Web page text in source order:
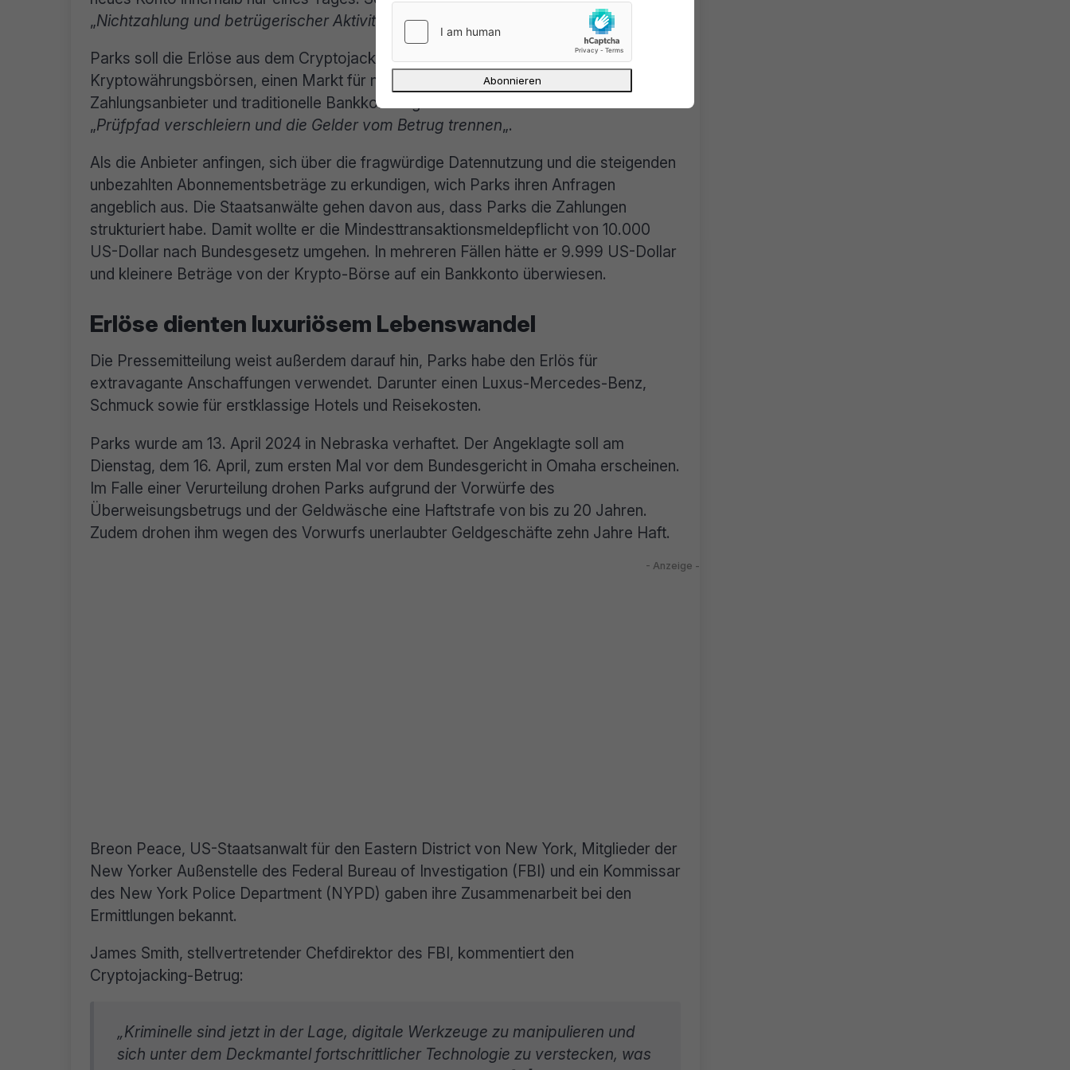
„Nichtzahlung und betrügerischer Aktivität“
gesperrt worden.
Parks soll die Erlöse aus dem Cryptojacking-Betrug dabei über
Kryptowährungsbörsen, einen Markt für nicht fungible Token (NFT), einen Online-
Zahlungsanbieter und traditionelle Bankkonten gewaschen haben. Damit wollte er den
„Prüfpfad verschleiern und die Gelder vom Betrug trennen„.
Als die Anbieter anfingen, sich über die fragwürdige Datennutzung und die steigenden
unbezahlten Abonnementsbeträge zu erkundigen, wich Parks ihren Anfragen
angeblich aus. Die Staatsanwälte gehen davon aus, dass Parks die Zahlungen
strukturiert habe. Damit wollte er die Mindesttransaktionsmeldepflicht von 10.000
US-Dollar nach Bundesgesetz umgehen. In mehreren Fällen hätte er 9.999 US-Dollar
und kleinere Beträge von der Krypto-Börse auf ein Bankkonto überwiesen.
Erlöse dienten luxuriösem Lebenswandel
Die Pressemitteilung weist außerdem darauf hin, Parks habe den Erlös für
extravagante Anschaffungen verwendet. Darunter einen Luxus-Mercedes-Benz,
Schmuck sowie für erstklassige Hotels und Reisekosten.
Parks wurde am 13. April 2024 in Nebraska verhaftet. Der Angeklagte soll am
Dienstag, dem 16. April, zum ersten Mal vor dem Bundesgericht in Omaha erscheinen.
Im Falle einer Verurteilung drohen Parks aufgrund der Vorwürfe des
Überweisungsbetrugs und der Geldwäsche eine Haftstrafe von bis zu 20 Jahren.
Zudem drohen ihm wegen des Vorwurfs unerlaubter Geldgeschäfte zehn Jahre Haft.
Breon Peace, US-Staatsanwalt für den Eastern District von New York, Mitglieder der
New Yorker Außenstelle des Federal Bureau of Investigation (FBI) und ein Kommissar
des New York Police Department (NYPD) gaben ihre Zusammenarbeit bei den
Ermittlungen bekannt.
James Smith, stellvertretender Chefdirektor des FBI, kommentiert den
Cryptojacking-Betrug:
„Kriminelle sind jetzt in der Lage, digitale Werkzeuge zu manipulieren und
sich unter dem Deckmantel fortschrittlicher Technologie zu verstecken, was